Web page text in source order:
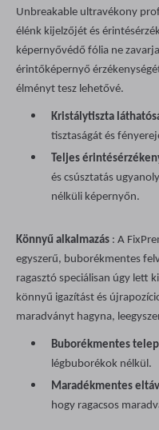
Unbreakable ultravékony
élénk kijelzőjét és
képernyővédő fólia ne
érintőképernyő
élményt tesz lehetővé.
Kristálytiszta
tisztaságát és
Teljes
és csúsztatás
nélküli képernyőn.
Könnyű alkalmazás : A
egyszerű, buborékmentes
ragasztó speciálisan úgy lett
könnyű igazítást és
maradványt hagyna,
Buborékmentes
légbuborékok nélkül.
Maradékmentes
hogy ragacsos